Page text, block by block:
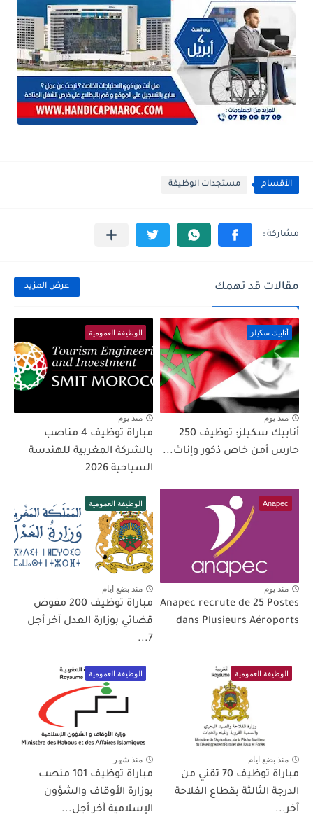
الأقسام مستجدات الوظيفة
مقالات قد تهمك عرض المزيد
أنابيك سكيلز
منذ يوم
أنابيك سكيلز: توظيف 250
حارس أمن خاص ذكور وإناث...
الوظيفة العمومية
منذ يوم
مباراة توظيف 4 مناصب
بالشركة المغربية للهندسة
السياحية 2026
Anapec
منذ يوم
Anapec recrute de 25 Postes
dans Plusieurs Aéroports
الوظيفة العمومية
منذ بضع ايام
مباراة توظيف 200 مفوض
قضائي بوزارة العدل آخر أجل
7...
الوظيفة العمومية
منذ بضع ايام
مباراة توظيف 70 تقني من
الدرجة الثالثة بقطاع الفلاحة
آخر...
الوظيفة العمومية
منذ شهر
مباراة توظيف 101 منصب
بوزارة الأوقاف والشؤون
الإسلامية آخر أجل...